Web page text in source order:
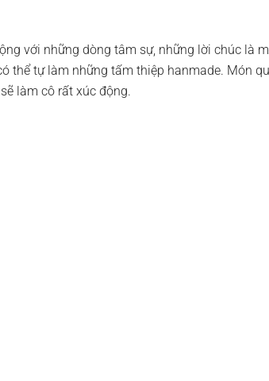
với những dòng tâm sự, những lời chúc là
thể tự làm những tấm thiệp hanmade. Món
làm cô rất xúc động.